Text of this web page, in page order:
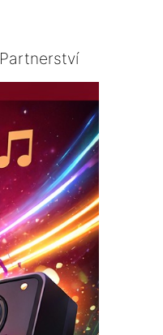
Partnerství